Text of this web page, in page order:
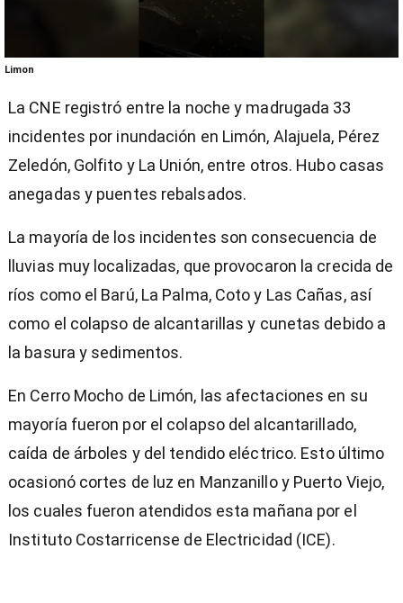
0
seconds
1
11
Limon
La CNE registró entre la noche y madrugada 33
incidentes por inundación en Limón, Alajuela, Pérez
Zeledón, Golfito y La Unión, entre otros. Hubo casas
anegadas y puentes rebalsados.
La mayoría de los incidentes son consecuencia de
lluvias muy localizadas, que provocaron la crecida de
ríos como el Barú, La Palma, Coto y Las Cañas, así
como el colapso de alcantarillas y cunetas debido a
la basura y sedimentos.
En Cerro Mocho de Limón, las afectaciones en su
mayoría fueron por el colapso del alcantarillado,
caída de árboles y del tendido eléctrico. Esto último
ocasionó cortes de luz en Manzanillo y Puerto Viejo,
los cuales fueron atendidos esta mañana por el
Instituto Costarricense de Electricidad (ICE).